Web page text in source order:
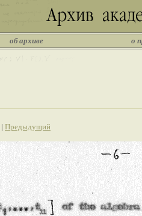
об архиве о
| Предыдущий